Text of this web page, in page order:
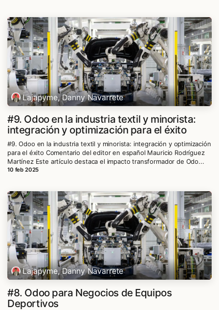
Lajapyme, Danny Navarrete
#9. Odoo en la industria textil y minorista:
integración y optimización para el éxito
#9. Odoo en la industria textil y minorista: integración y optimización
para el éxito Comentario del editor en español Mauricio Rodríguez
Martínez Este artículo destaca el impacto transformador de Odo...
10 feb 2025
Lajapyme, Danny Navarrete
#8. Odoo para Negocios de Equipos
Deportivos